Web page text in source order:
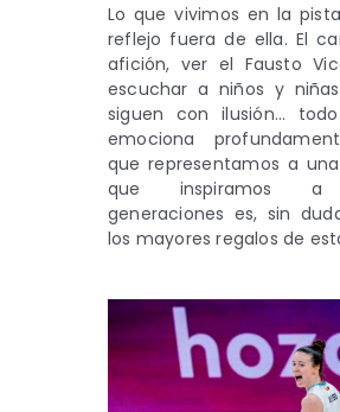
Lo que vivimos en la
reflejo fuera de ella. El
afición, ver el Fausto
escuchar a niños y
siguen con ilusión…
emociona
que representamos a
que inspiramos a
generaciones es, sin
los mayores regalos de